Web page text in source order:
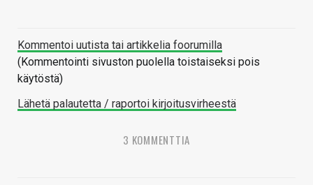
Kommentoi uutista tai artikkelia foorumilla
(Kommentointi sivuston puolella toistaiseksi pois
käytöstä)
Lähetä palautetta / raportoi kirjoitusvirheestä
3 KOMMENTTIA